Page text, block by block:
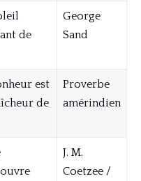
de
George
Sand
est
de
Proverbe
amérindien
J. M.
Coetzee /